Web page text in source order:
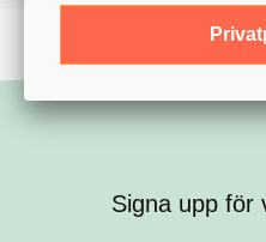
Signa upp för